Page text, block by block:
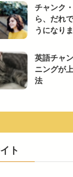
チャンク
ら、だれ
うになり
英語チャ
ニングが
法
ト